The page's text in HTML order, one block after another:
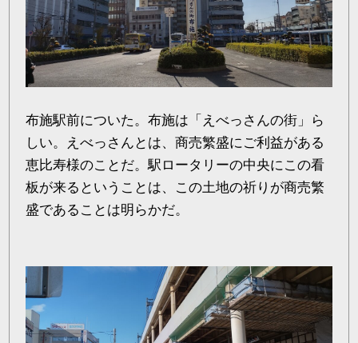
布施駅前についた。布施は「えべっさんの街」ら
しい。えべっさんとは、商売繁盛にご利益がある
恵比寿様のことだ。駅ロータリーの中央にこの看
板が来るということは、この土地の祈りが商売繁
盛であることは明らかだ。